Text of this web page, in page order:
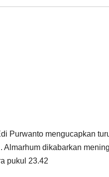
Purwanto mengucapkan
Almarhum dikabarkan
pukul 23.42